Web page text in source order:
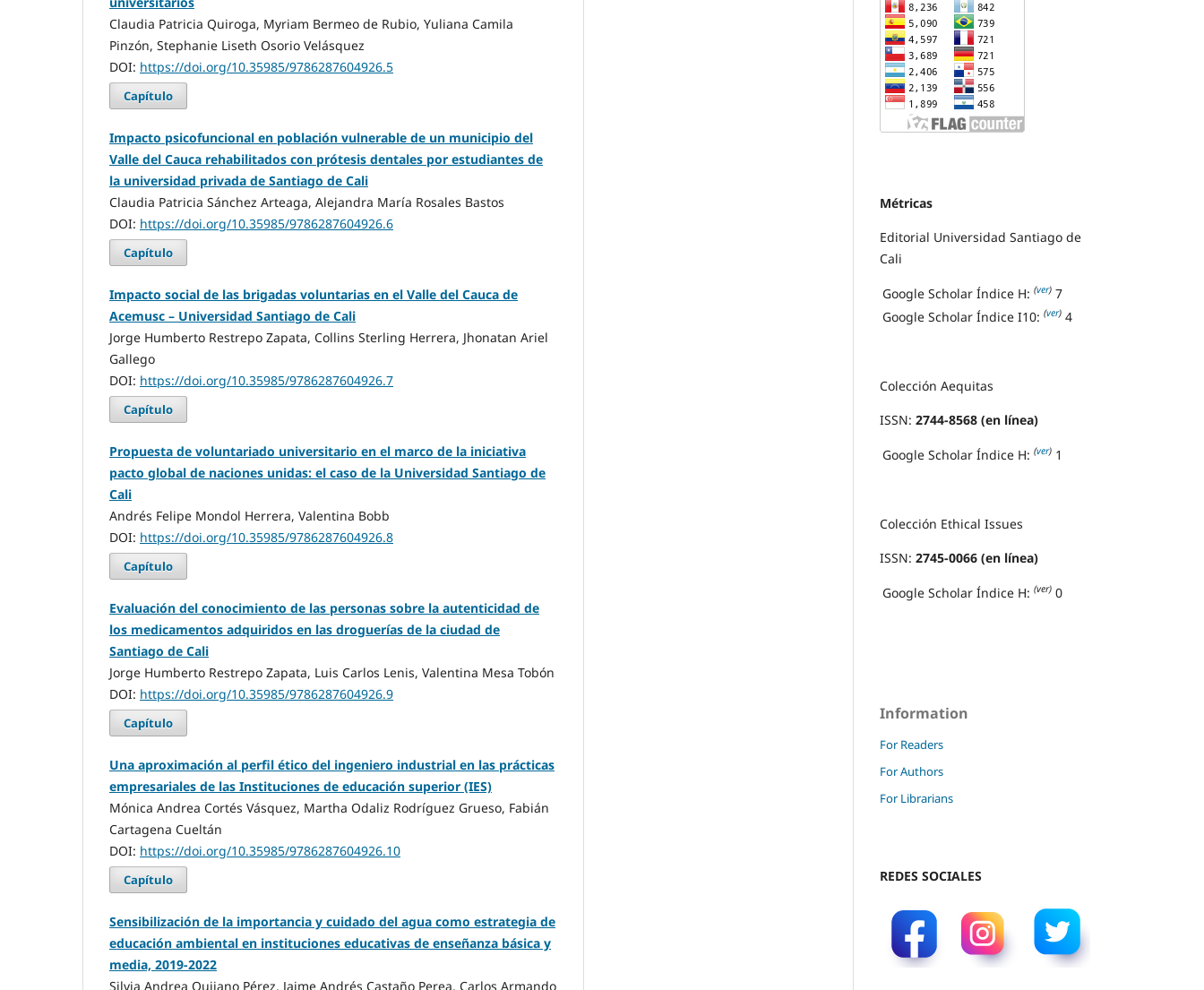
Claudia Patricia Quiroga, Myriam Bermeo de Rubio, Yuliana Camila
Pinzón, Stephanie Liseth Osorio Velásquez
DOI: https://doi.org/10.35985/9786287604926.5
Capítulo
Impacto psicofuncional en población vulnerable de un municipio del
Valle del Cauca rehabilitados con prótesis dentales por estudiantes de
la universidad privada de Santiago de Cali
Claudia Patricia Sánchez Arteaga, Alejandra María Rosales Bastos
DOI: https://doi.org/10.35985/9786287604926.6
Capítulo
Impacto social de las brigadas voluntarias en el Valle del Cauca de
Acemusc – Universidad Santiago de Cali
Jorge Humberto Restrepo Zapata, Collins Sterling Herrera, Jhonatan Ariel
Gallego
DOI: https://doi.org/10.35985/9786287604926.7
Capítulo
Propuesta de voluntariado universitario en el marco de la iniciativa
pacto global de naciones unidas: el caso de la Universidad Santiago de
Cali
Andrés Felipe Mondol Herrera, Valentina Bobb
DOI: https://doi.org/10.35985/9786287604926.8
Capítulo
Evaluación del conocimiento de las personas sobre la autenticidad de
los medicamentos adquiridos en las droguerías de la ciudad de
Santiago de Cali
Jorge Humberto Restrepo Zapata, Luis Carlos Lenis, Valentina Mesa Tobón
DOI: https://doi.org/10.35985/9786287604926.9
Capítulo
Una aproximación al perfil ético del ingeniero industrial en las prácticas
empresariales de las Instituciones de educación superior (IES)
Mónica Andrea Cortés Vásquez, Martha Odaliz Rodríguez Grueso, Fabián
Cartagena Cueltán
DOI: https://doi.org/10.35985/9786287604926.10
Capítulo
Sensibilización de la importancia y cuidado del agua como estrategia de
educación ambiental en instituciones educativas de enseñanza básica y
media, 2019-2022
Silvia Andrea Quijano Pérez, Jaime Andrés Castaño Perea, Carlos Armando
Métricas
Editorial Universidad Santiago de
Cali
Google Scholar Índice H: (ver) 7
Google Scholar Índice I10: (ver) 4
Colección Aequitas
ISSN: 2744-8568 (en línea)
Google Scholar Índice H: (ver) 1
Colección Ethical Issues
ISSN: 2745-0066 (en línea)
Google Scholar Índice H: (ver) 0
Information
For Readers
For Authors
For Librarians
REDES SOCIALES